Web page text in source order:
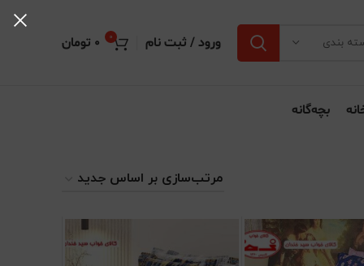
بندی ورود / ثبت نام 0
0 تومان
بچه‌گانه